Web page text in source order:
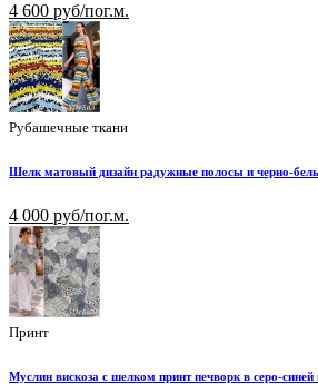
4 600 руб/пог.м.
Рубашечные ткани
Шелк матовый дизайн радужные полосы и черно-
4 000 руб/пог.м.
Принт
Муслин вискоза с шелком принт печворк в серо-